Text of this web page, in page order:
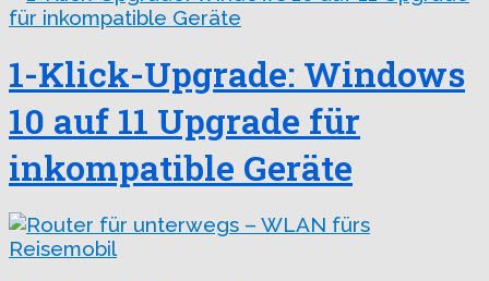
1-Klick-Upgrade: Windows
10 auf 11 Upgrade für
inkompatible Geräte